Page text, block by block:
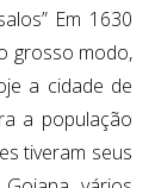
Em 1630
grosso modo,
a cidade de
a população
tiveram seus